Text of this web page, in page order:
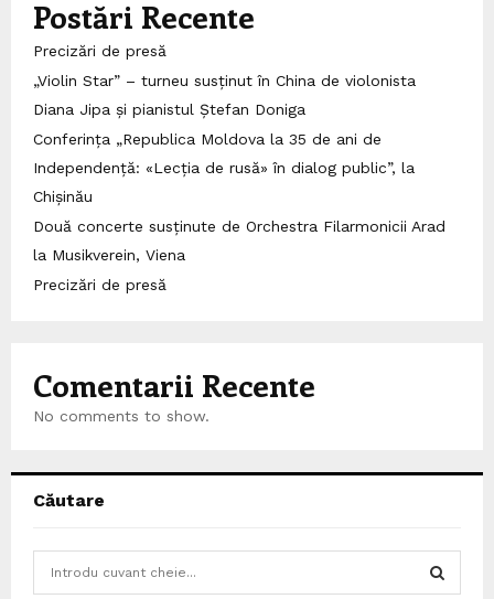
Postări Recente
Precizări de presă
„Violin Star” – turneu susținut în China de violonista
Diana Jipa și pianistul Ștefan Doniga
Conferința „Republica Moldova la 35 de ani de
Independență: «Lecția de rusă» în dialog public”, la
Chișinău
Două concerte susținute de Orchestra Filarmonicii Arad
la Musikverein, Viena
Precizări de presă
Comentarii Recente
No comments to show.
Căutare